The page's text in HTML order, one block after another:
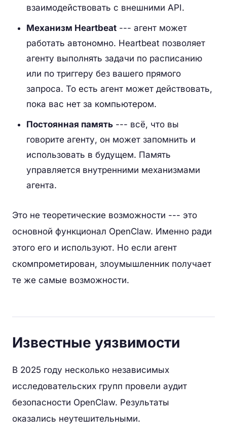
взаимодействовать с внешними API.
Механизм Heartbeat --- агент может
работать автономно. Heartbeat позволяет
агенту выполнять задачи по расписанию
или по триггеру без вашего прямого
запроса. То есть агент может действовать,
пока вас нет за компьютером.
Постоянная память --- всё, что вы
говорите агенту, он может запомнить и
использовать в будущем. Память
управляется внутренними механизмами
агента.
Это не теоретические возможности --- это
основной функционал OpenClaw. Именно ради
этого его и используют. Но если агент
скомпрометирован, злоумышленник получает
те же самые возможности.
Известные уязвимости
В 2025 году несколько независимых
исследовательских групп провели аудит
безопасности OpenClaw. Результаты
оказались неутешительными.